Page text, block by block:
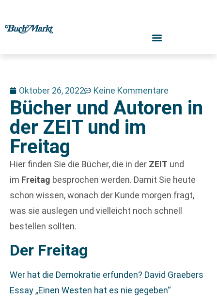
Oktober 26, 2022 Keine Kommentare
Bücher und Autoren in
der ZEIT und im
Freitag
Hier finden Sie die Bücher, die in der ZEIT und
im Freitag besprochen werden. Damit Sie heute
schon wissen, wonach der Kunde morgen fragt,
was sie auslegen und vielleicht noch schnell
bestellen sollten.
Der Freitag
Wer hat die Demokratie erfunden? David Graebers
Essay „Einen Westen hat es nie gegeben“